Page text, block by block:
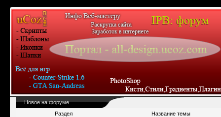
Новое на форуме
Раздел
Название темы